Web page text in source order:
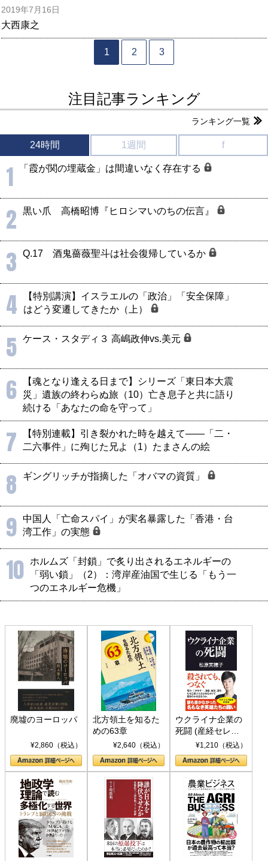
2019年7月16日
大西康之
1 2 3
注目記事ランキング
ランキング一覧
24時間 1週間 f
1 「霞が関の埋蔵金」は間違いなく存在する
2 黒い爪 高橋昭博『ヒロシマいのちの伝言』
3 Q.17 酒鬼薔薇聖斗は社会復帰しているか
4
【特別講演】イスラエルの「政治」「安全保障」
はどう変遷してきたか（上）
5 ケース・スタディ３ 高嶋政伸vs.美元
6
【魂となり逢える日まで】シリーズ「東日本大震
災」遺族の終わらぬ旅（10）亡き息子と共に語り
続ける「あなたの命を守って」
7
【特別連載】引き裂かれた時を越えて――「二・
二六事件」に殉じた兄よ（1）たまさんの絵
8 ギングリッチが指摘した「オバマの資質」
9 中国人「亡命スパイ」が実名暴露した「香港・台
湾工作」の実態
10
ホルムズ「封鎖」で炙り出されるエネルギーの
「弱い鎖」（2）：湾岸産油国で生じる「もう一
つのエネルギー危機」
廃墟のヨーロッパ
¥2,860（税込）
北方領土を知るた
めの63章
¥2,640（税込）
ウクライナ企業の
死闘 (産経セレク
ト S 039)¥1,210（税込）